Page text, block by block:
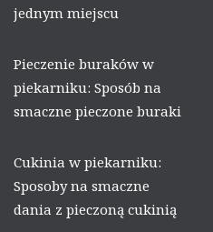
jednym miejscu
Pieczenie buraków w
piekarniku: Sposób na
smaczne pieczone buraki
Cukinia w piekarniku:
Sposoby na smaczne
dania z pieczoną cukinią